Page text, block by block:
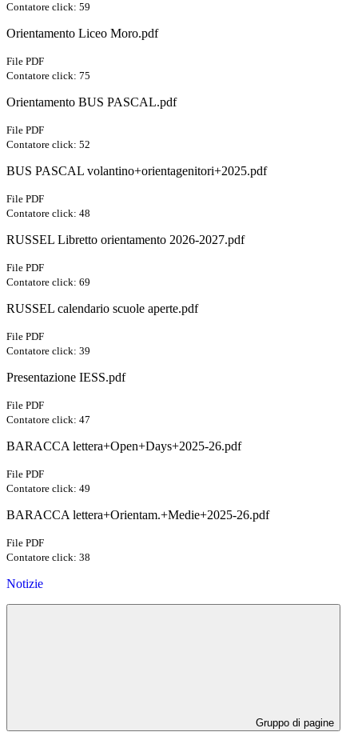
Contatore click: 59
Orientamento Liceo Moro.pdf
File PDF
Contatore click: 75
Orientamento BUS PASCAL.pdf
File PDF
Contatore click: 52
BUS PASCAL volantino+orientagenitori+2025.pdf
File PDF
Contatore click: 48
RUSSEL Libretto orientamento 2026-2027.pdf
File PDF
Contatore click: 69
RUSSEL calendario scuole aperte.pdf
File PDF
Contatore click: 39
Presentazione IESS.pdf
File PDF
Contatore click: 47
BARACCA lettera+Open+Days+2025-26.pdf
File PDF
Contatore click: 49
BARACCA lettera+Orientam.+Medie+2025-26.pdf
File PDF
Contatore click: 38
Notizie
Gruppo di pagine